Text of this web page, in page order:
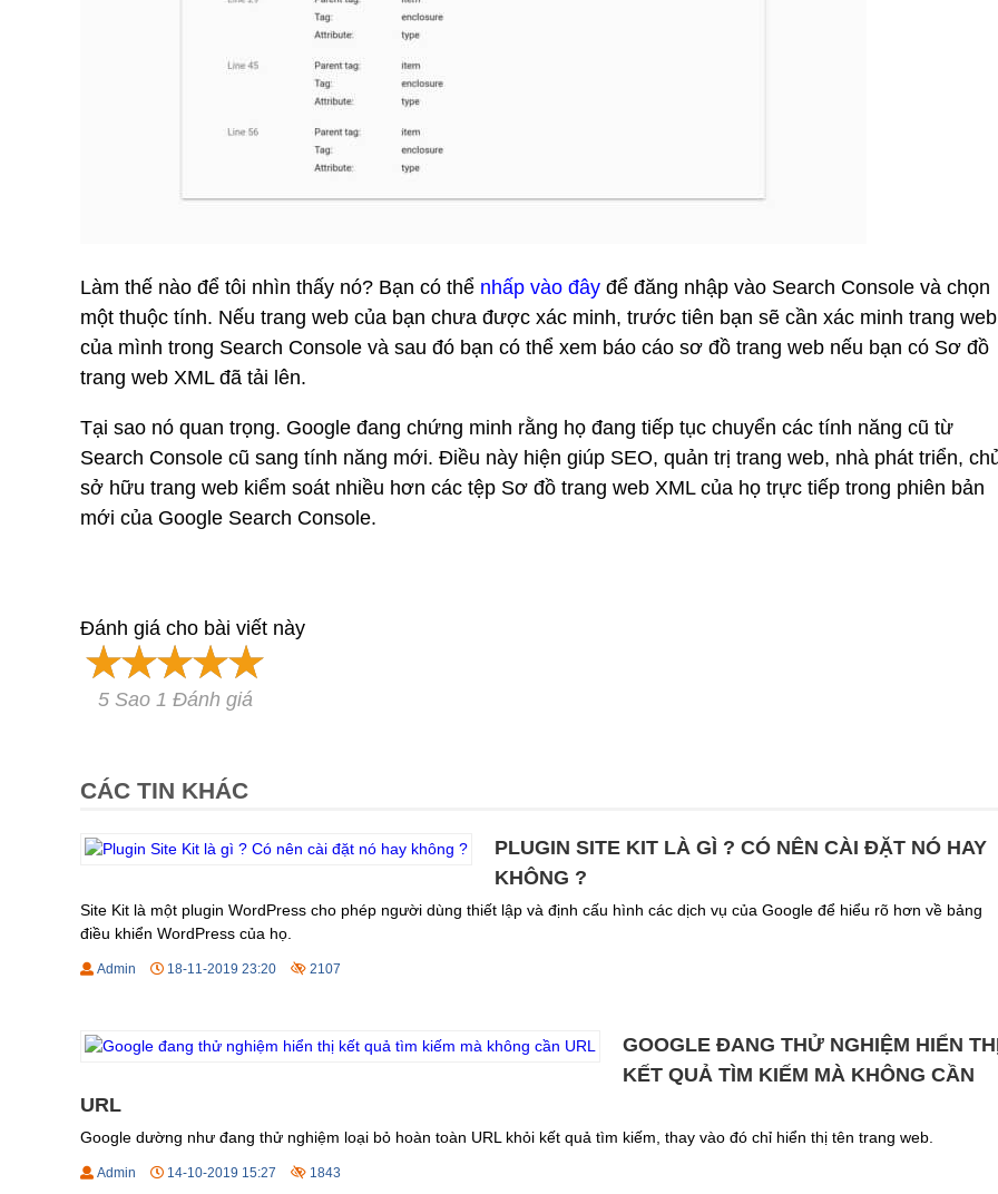
Làm thế nào để tôi nhìn thấy nó? Bạn có thể nhấp vào đây để đăng nhập vào Search Console và chọn
một thuộc tính. Nếu trang web của bạn chưa được xác minh, trước tiên bạn sẽ cần xác minh trang web
của mình trong Search Console và sau đó bạn có thể xem báo cáo sơ đồ trang web nếu bạn có Sơ đồ
trang web XML đã tải lên.
Tại sao nó quan trọng. Google đang chứng minh rằng họ đang tiếp tục chuyển các tính năng cũ từ
Search Console cũ sang tính năng mới. Điều này hiện giúp SEO, quản trị trang web, nhà phát triển,
sở hữu trang web kiểm soát nhiều hơn các tệp Sơ đồ trang web XML của họ trực tiếp trong phiên bản
mới của Google Search Console.
Đánh giá cho bài viết này
5 Sao 1 Đánh giá
CÁC TIN KHÁC
PLUGIN SITE KIT LÀ GÌ ? CÓ NÊN CÀI ĐẶT NÓ HAY
KHÔNG ?
Site Kit là một plugin WordPress cho phép người dùng thiết lập và định cấu hình các dịch vụ của Google để hiểu rõ hơn về bảng
điều khiển WordPress của họ.
Admin 18-11-2019 23:20 2107
GOOGLE ĐANG THỬ NGHIỆM HIỂN
KẾT QUẢ TÌM KIẾM MÀ KHÔNG CẦN
URL
Google dường như đang thử nghiệm loại bỏ hoàn toàn URL khỏi kết quả tìm kiếm, thay vào đó chỉ hiển thị tên trang web.
Admin 14-10-2019 15:27 1843